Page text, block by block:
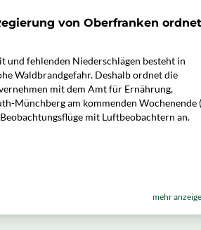
von Oberfranken ordnet
und fehlenden Niederschlägen besteht in
Waldbrandgefahr. Deshalb ordnet die
mit dem Amt für Ernährung,
Münchberg am kommenden Wochenende (
Beobachtungsflüge mit Luftbeobachtern an.
mehr